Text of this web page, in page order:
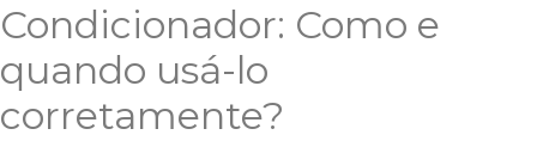
Condicionador: Como e
quando usá-lo
corretamente?